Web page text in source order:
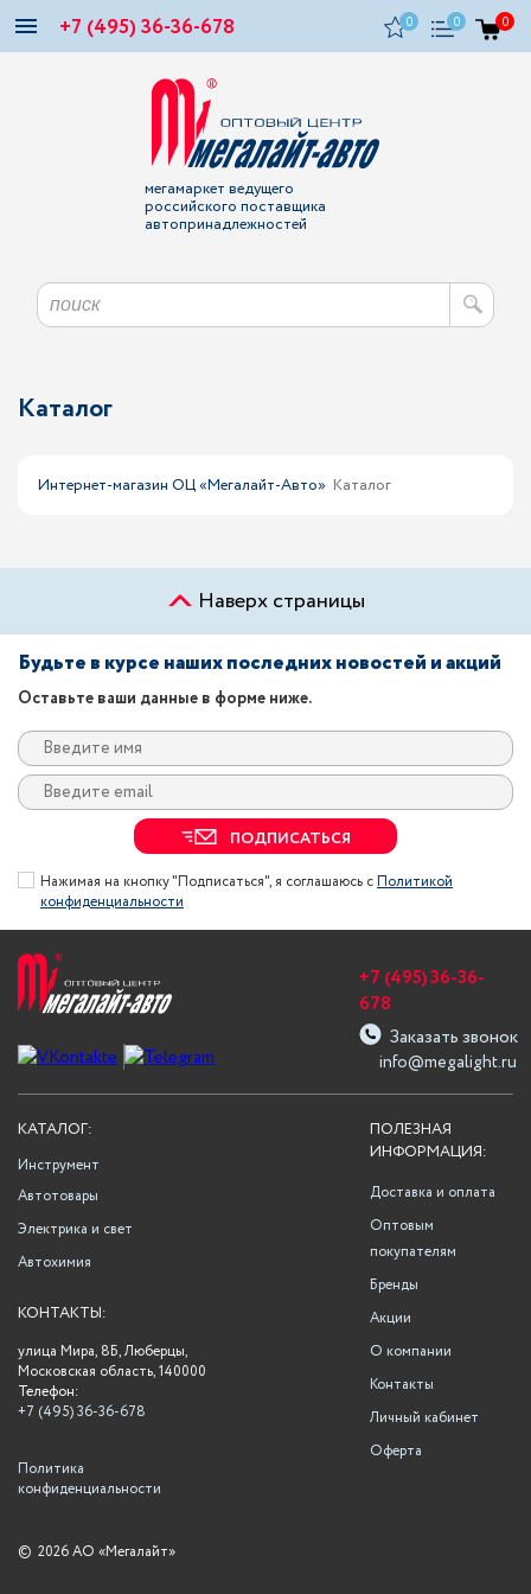
+7 (495) 36-36-678 0 0 0
мегамаркет ведущего
российского поставщика
автопринадлежностей
Каталог
Интернет-магазин ОЦ «Мегалайт-Авто» Каталог
Наверх страницы
Будьте в курсе наших последних новостей и акций
Оставьте ваши данные в форме ниже.
ПОДПИСАТЬСЯ
Нажимая на кнопку "Подписаться", я соглашаюсь сПолитикой
конфиденциальности
info@megalight.ru
+7 (495) 36-36-
678
Заказать звонок
ПОЛЕЗНАЯ
ИНФОРМАЦИЯ:
Доставка и оплата
Оптовым
покупателям
Бренды
Акции
О компании
Контакты
Личный кабинет
Оферта
КАТАЛОГ:
Инструмент
Автотовары
Электрика и свет
Автохимия
КОНТАКТЫ:
улица Мира, 8Б, Люберцы,
Московская область, 140000
Телефон:
+7 (495) 36-36-678
Политика
конфиденциальности
© 2026 АО «Мегалайт»